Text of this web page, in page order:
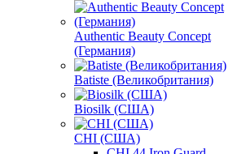
Authentic Beauty Concept
(Германия)
Batiste (Великобритания)
Biosilk (США)
CHI (США)